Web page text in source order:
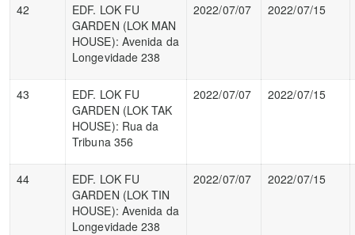
42
EDF. LOK FU
GARDEN (LOK MAN
HOUSE): Avenida da
Longevidade 238
2022/07/07 2022/07/15
43
EDF. LOK FU
GARDEN (LOK TAK
HOUSE): Rua da
Tribuna 356
2022/07/07 2022/07/15
44
EDF. LOK FU
GARDEN (LOK TIN
HOUSE): Avenida da
Longevidade 238
2022/07/07 2022/07/15